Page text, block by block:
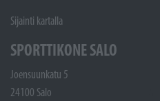
Sijainti kartalla
SPORTTIKONE SALO
Joensuunkatu 5
24100 Salo